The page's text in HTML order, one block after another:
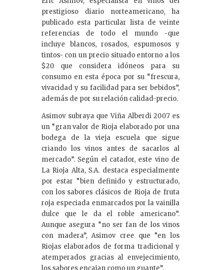
prestigioso diario norteamericano, ha
publicado esta particular lista de veinte
referencias de todo el mundo -que
incluye blancos, rosados, espumosos y
tintos- con un precio situado entorno a los
$20 que considera idóneos para su
consumo en esta época por su “frescura,
vivacidad y su facilidad para ser bebidos”,
además de por su relación calidad-precio.
Asimov subraya que Viña Alberdi 2007 es
un “gran valor de Rioja elaborado por una
bodega de la vieja escuela que sigue
criando los vinos antes de sacarlos al
mercado”. Según el catador, este vino de
La Rioja Alta, S.A. destaca especialmente
por estar “bien definido y estructurado,
con los sabores clásicos de Rioja de fruta
roja especiada enmarcados por la vainilla
dulce que le da el roble americano”.
Aunque asegura “no ser fan de los vinos
con madera”, Asimov cree que “en los
Riojas elaborados de forma tradicional y
atemperados gracias al envejecimiento,
los sabores encajan como un guante”.